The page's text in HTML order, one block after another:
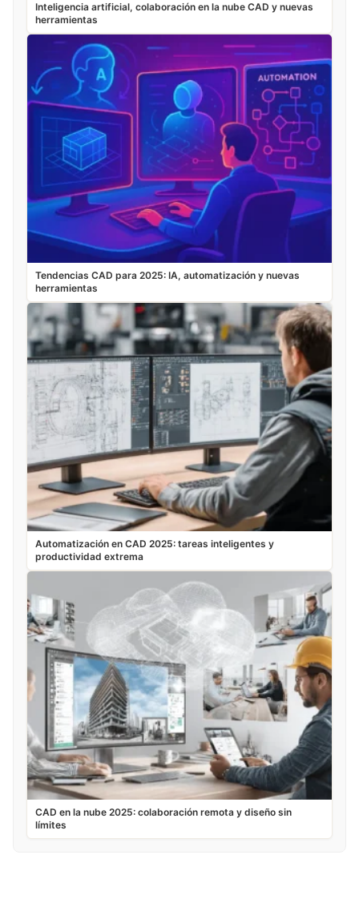
Inteligencia artificial, colaboración en la nube CAD y nuevas
herramientas
Tendencias CAD para 2025: IA, automatización y nuevas
herramientas
Automatización en CAD 2025: tareas inteligentes y
productividad extrema
CAD en la nube 2025: colaboración remota y diseño sin
límites